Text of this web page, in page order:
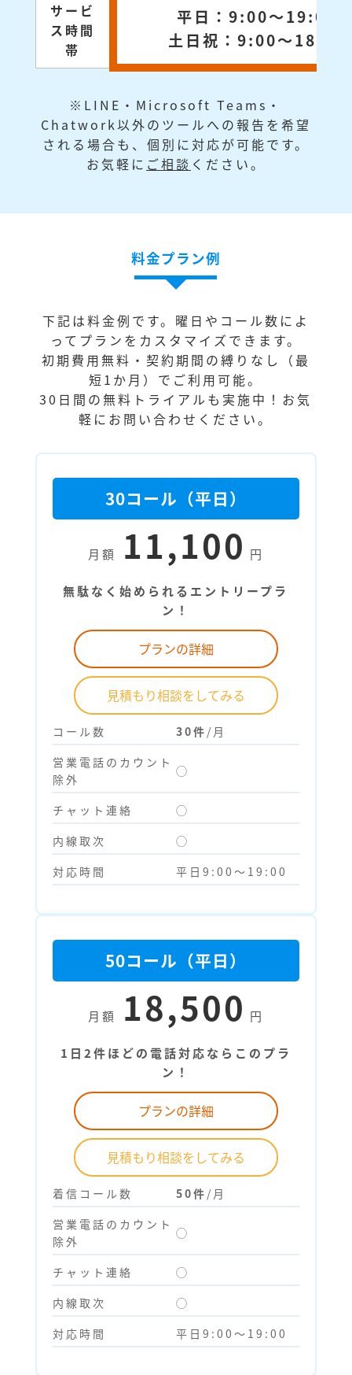
サービ
ス時間
帯
平日：9:00～19:00
土日祝：9:00～18:00
※LINE・Microsoft Teams・
Chatwork以外のツールへの報告を希望
される場合も、個別に対応が可能です。
お気軽に ご相談 ください。
料金プラン例
下記は料金例です。曜日やコール数によ
ってプランをカスタマイズできます。
初期費用無料・契約期間の縛りなし（最
短1か月）でご利用可能。
30日間の無料トライアルも実施中！お気
軽にお問い合わせください。
30コール（平日）
月額 11,100 円
無駄なく始められるエントリープラ
ン！
プランの詳細
見積もり相談をしてみる
コール数 30件 /月
営業電話のカウント
除外
◯
チャット連絡
◯
内線取次
◯
対応時間
平日9:00～19:00
50コール（平日）
月額 18,500 円
1日2件ほどの電話対応ならこのプラ
ン！
プランの詳細
見積もり相談をしてみる
着信コール数 50件 /月
営業電話のカウント
除外
◯
チャット連絡
◯
内線取次
◯
対応時間
平日9:00～19:00